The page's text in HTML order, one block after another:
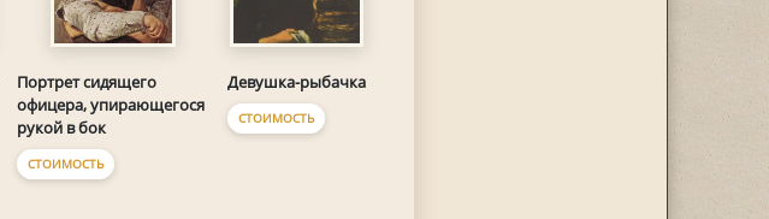
Портрет сидящего
офицера, упирающегося
рукой в бок
СТОИМОСТЬ
Девушка-рыбачка
СТОИМОСТЬ